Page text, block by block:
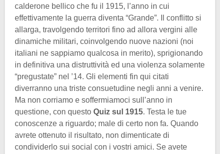
calderone bellico che fu il 1915, l’anno in cui
effettivamente la guerra diventa “Grande”. Il conflitto si
allarga, travolgendo territori fino ad allora vergini alle
dinamiche militari, coinvolgendo nuove nazioni (noi
italiani ne sappiamo qualcosa in merito), sprigionando
in definitiva una distruttività ed una violenza solamente
“pregustate” nel ’14. Gli elementi fin qui citati
diverranno una triste consuetudine negli anni a venire.
Ma non corriamo e soffermiamoci sull’anno in
questione, con questo Quiz sul 1915. Testa le tue
conoscenze a riguardo; male di certo non fa. Quando
avrete ottenuto il risultato, non dimenticate di
condividerlo sui social con i vostri amici. Se avete